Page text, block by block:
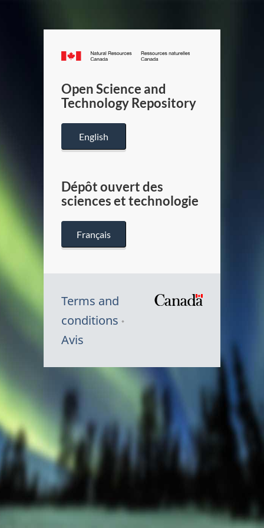
Canada.ca
/
Canada
Open Science and
Technology Repository
English
Dépôt ouvert des
sciences et technologie
Français
Terms and
conditions
Avis
Canada